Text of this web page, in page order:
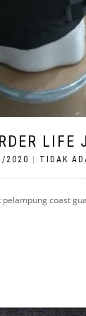
LIFE
2020 TIDAK
coast